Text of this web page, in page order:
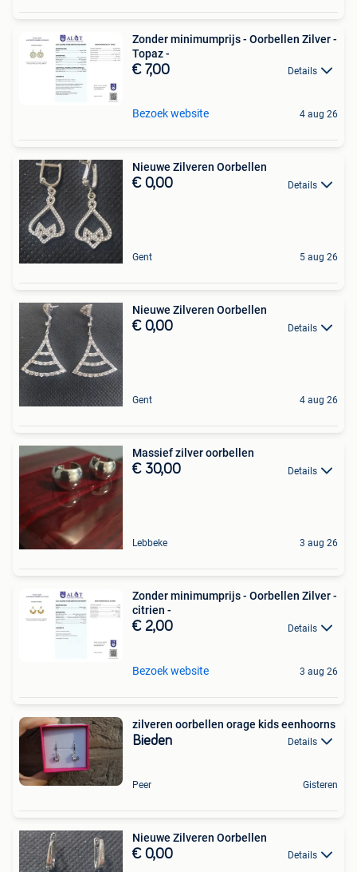
Zonder minimumprijs - Oorbellen Zilver -
Topaz -
€ 7,00 Details
Bezoek website 4 aug 26
Nieuwe Zilveren Oorbellen
€ 0,00 Details
Gent 5 aug 26
Nieuwe Zilveren Oorbellen
€ 0,00 Details
Gent 4 aug 26
Massief zilver oorbellen
€ 30,00 Details
Lebbeke 3 aug 26
Zonder minimumprijs - Oorbellen Zilver -
citrien -
€ 2,00 Details
Bezoek website 3 aug 26
zilveren oorbellen orage kids eenhoorns
Bieden Details
Peer Gisteren
Nieuwe Zilveren Oorbellen
€ 0,00 Details